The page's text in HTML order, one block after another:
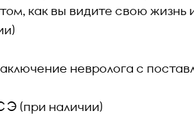
как вы видите свою
невролога с
(при наличии)